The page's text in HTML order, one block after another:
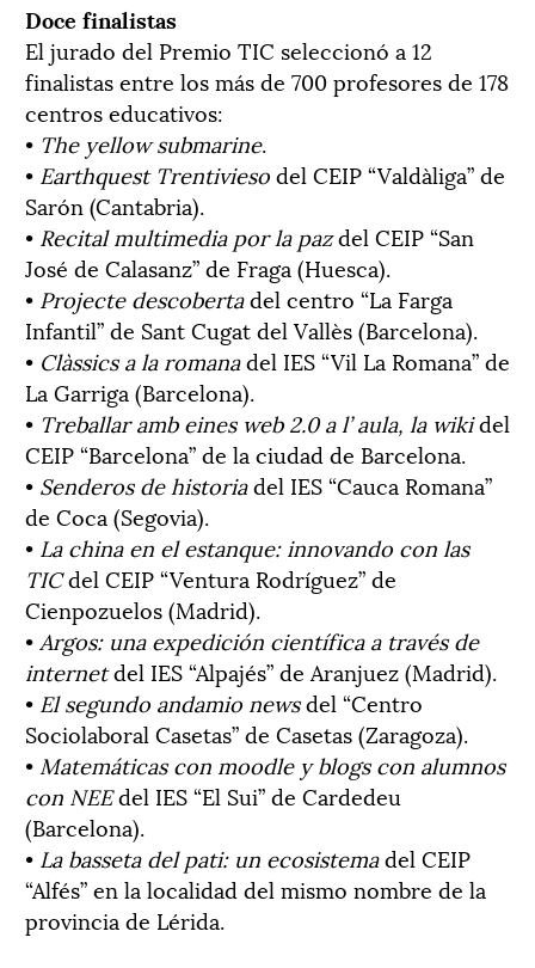
Doce finalistas
El jurado del Premio TIC seleccionó a 12
finalistas entre los más de 700 profesores de 178
centros educativos:
• The yellow submarine.
• Earthquest Trentiviesodel CEIP “Valdàliga” de
Sarón (Cantabria).
• Recital multimedia por la pazdel CEIP “San
José de Calasanz” de Fraga (Huesca).
• Projecte descobertadel centro “La Farga
Infantil” de Sant Cugat del Vallès (Barcelona).
• Clàssics a la romanadel IES “Vil La Romana” de
La Garriga (Barcelona).
• Treballar amb eines web 2.0 a l’ aula, la wikidel
CEIP “Barcelona” de la ciudad de Barcelona.
• Senderos de historiadel IES “Cauca Romana”
de Coca (Segovia).
• La china en el estanque: innovando con las
TICdel CEIP “Ventura Rodríguez” de
Cienpozuelos (Madrid).
• Argos: una expedición científica a través de
internetdel IES “Alpajés” de Aranjuez (Madrid).
• El segundo andamio newsdel “Centro
Sociolaboral Casetas” de Casetas (Zaragoza).
• Matemáticas con moodle y blogs con alumnos
con NEEdel IES “El Sui” de Cardedeu
(Barcelona).
• La basseta del pati: un ecosistemadel CEIP
“Alfés” en la localidad del mismo nombre de la
provincia de Lérida.